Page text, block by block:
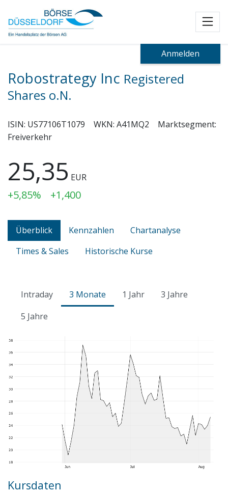
Anmelden
Robostrategy Inc Registered
Shares o.N.
ISIN: US77106T1079 WKN: A41MQ2
Marktsegment:
Freiverkehr
25,35 EUR
+5,85% +1,400
Überblick Kennzahlen
Chartanalyse
Times & Sales
Historische Kurse
Intraday 3 Monate 1 Jahr
3 Jahre
5 Jahre
Kursdaten